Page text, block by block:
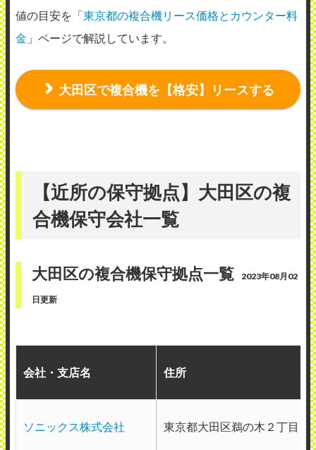
ソニックス株式会社
使用メーカー：京セラ
が、きちんと直らずで、結局、紙詰まりに
妥協して使っている。
会話が噛み合わない。
値の目安を「東京都の複合機リース価格とカウンター料
金 」ページで解説しています。
大田区で複合機を【格安】リースする
【近所の保守拠点】大田区の複
合機保守会社一覧
大田区の複合機保守拠点一覧 2023年08月02
日更新
会社・支店名 住所
ソニックス株式会社 東京都大田区鵜の木２丁目１